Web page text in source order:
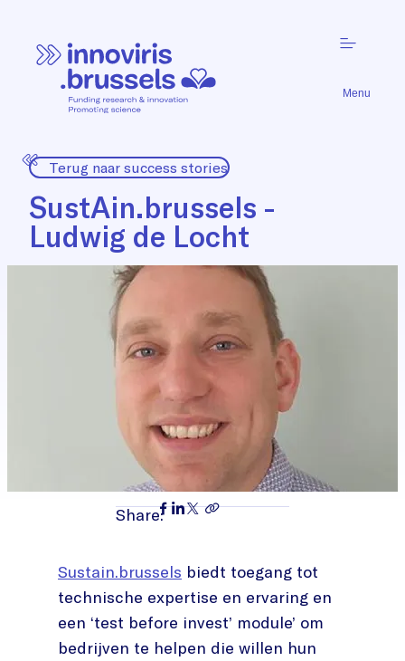
Menu
Terug naar success stories
SustAin.brussels -
Ludwig de Locht
Share:
Sustain.brussels biedt toegang tot
technische expertise en ervaring en
een ‘test before invest’ module’ om
bedrijven te helpen die willen hun